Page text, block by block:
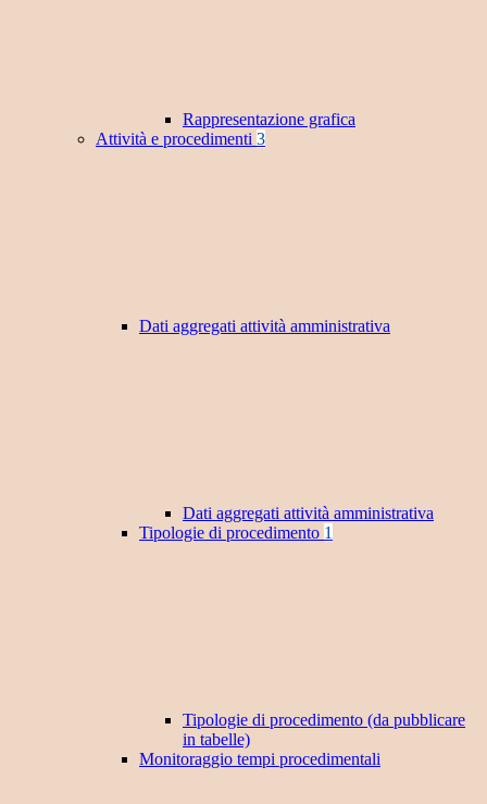
Rappresentazione grafica
Attività e procedimenti 3
Dati aggregati attività amministrativa
Dati aggregati attività amministrativa
Tipologie di procedimento 1
Tipologie di procedimento (da pubblicare
in tabelle)
Monitoraggio tempi procedimentali